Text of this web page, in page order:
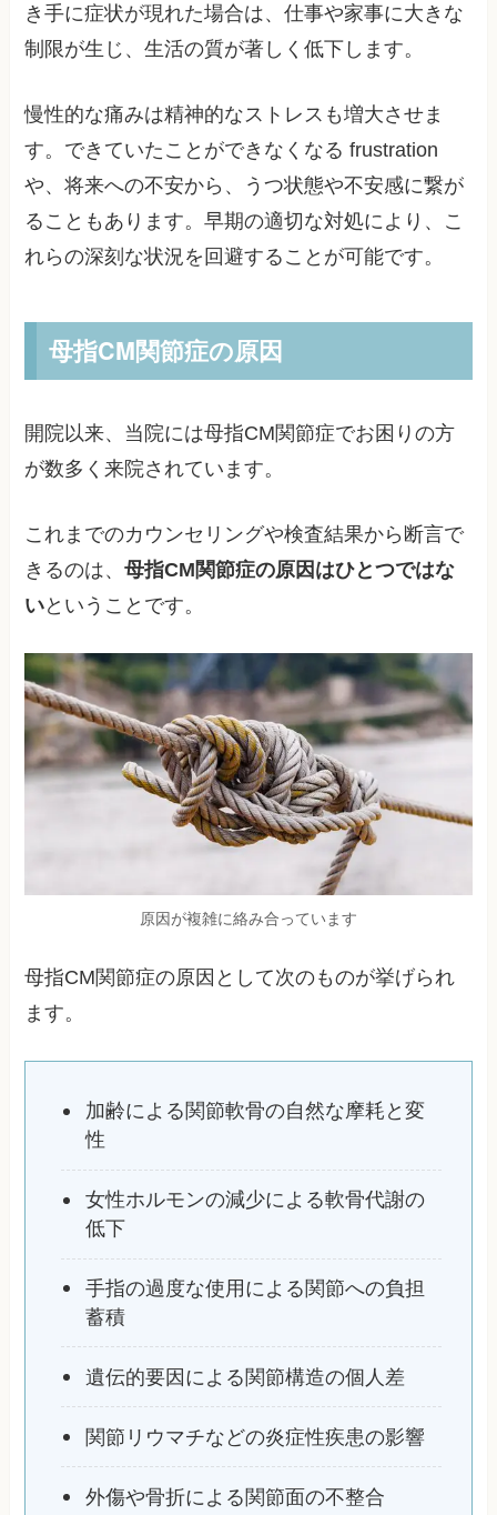
き手に症状が現れた場合は、仕事や家事に大きな
制限が生じ、生活の質が著しく低下します。
慢性的な痛みは精神的なストレスも増大させま
す。できていたことができなくなる frustration
や、将来への不安から、うつ状態や不安感に繋が
ることもあります。早期の適切な対処により、こ
れらの深刻な状況を回避することが可能です。
母指CM関節症の原因
開院以来、当院には母指CM関節症でお困りの方
が数多く来院されています。
これまでのカウンセリングや検査結果から断言で
きるのは、母指CM関節症の原因はひとつではな
いということです。
原因が複雑に絡み合っています
母指CM関節症の原因として次のものが挙げられ
ます。
加齢による関節軟骨の自然な摩耗と変
性
女性ホルモンの減少による軟骨代謝の
低下
手指の過度な使用による関節への負担
蓄積
遺伝的要因による関節構造の個人差
関節リウマチなどの炎症性疾患の影響
外傷や骨折による関節面の不整合